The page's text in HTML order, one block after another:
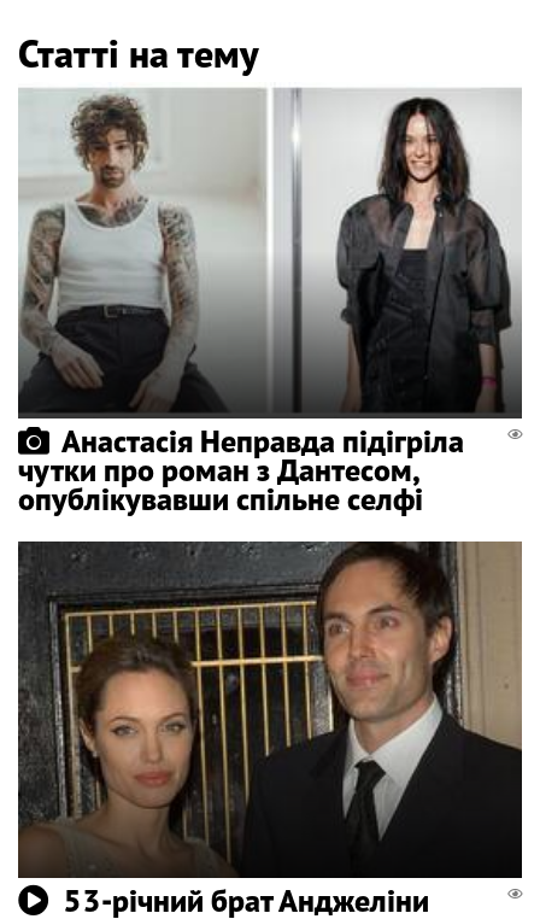
Статті на тему
Анастасія Неправда підігріла
чутки про роман з Дантесом,
опублікувавши спільне селфі
53-річний брат Анджеліни